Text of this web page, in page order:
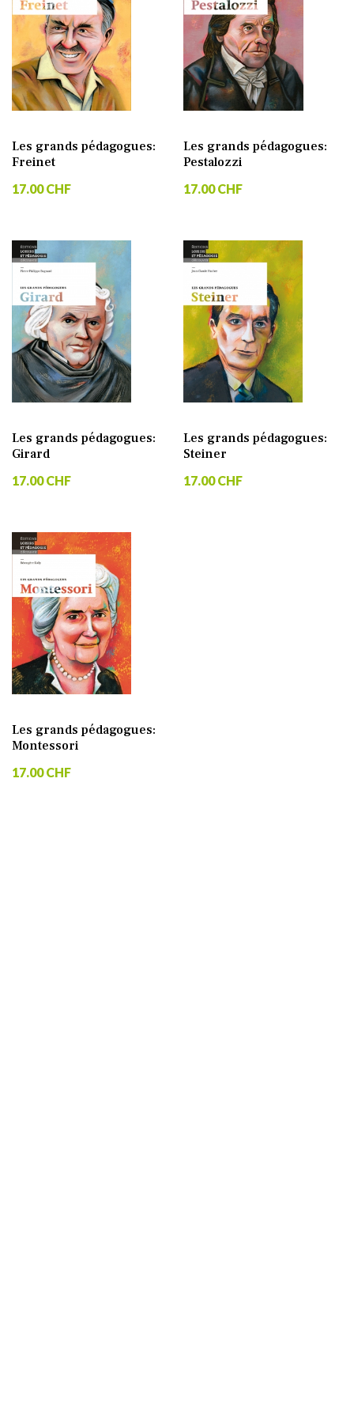
Les grands pédagogues:
Freinet
17.00 CHF
Les grands pédagogues:
Pestalozzi
17.00 CHF
Les grands pédagogues:
Girard
17.00 CHF
Les grands pédagogues:
Steiner
17.00 CHF
Les grands pédagogues:
Montessori
17.00 CHF